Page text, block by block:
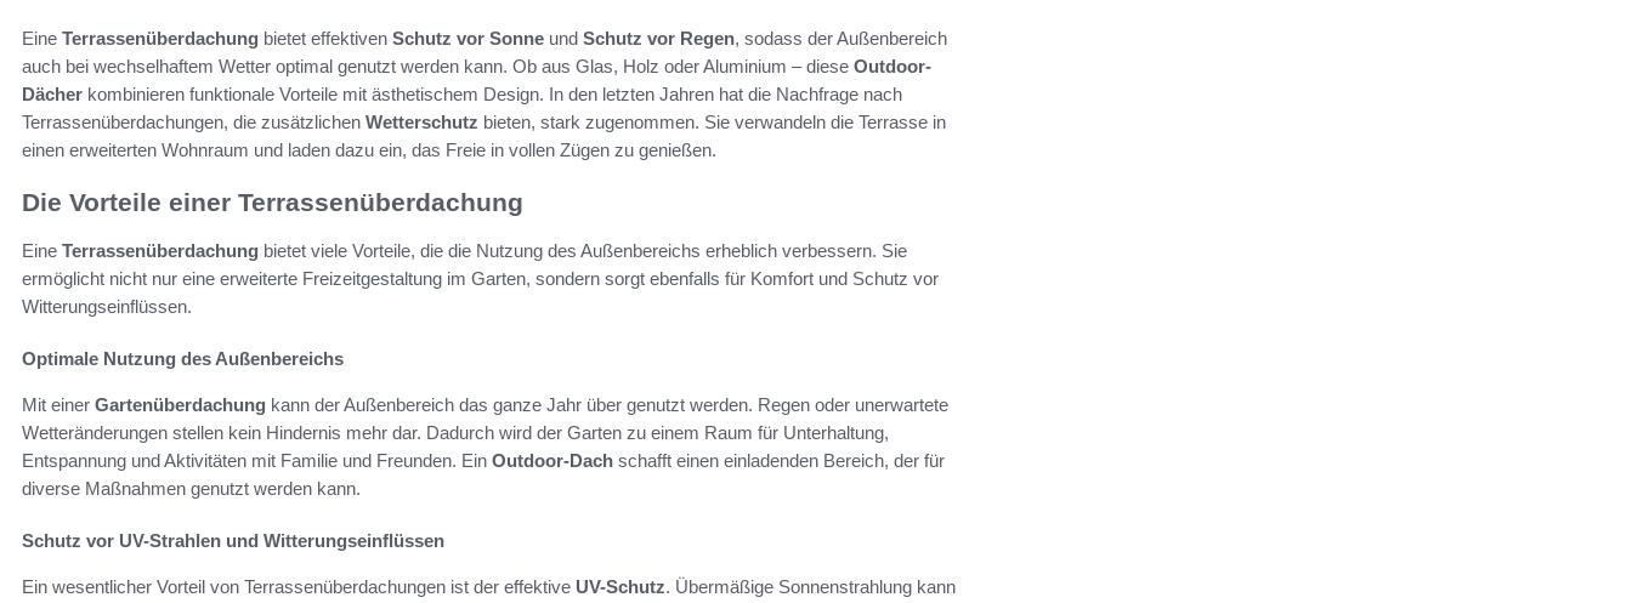
Eine Terrassenüberdachung bietet effektiven Schutz vor Sonne und Schutz vor Regen, sodass der Außenbereich
auch bei wechselhaftem Wetter optimal genutzt werden kann. Ob aus Glas, Holz oder Aluminium – diese Outdoor-
Dächer kombinieren funktionale Vorteile mit ästhetischem Design. In den letzten Jahren hat die Nachfrage nach
Terrassenüberdachungen, die zusätzlichen Wetterschutz bieten, stark zugenommen. Sie verwandeln die Terrasse in
einen erweiterten Wohnraum und laden dazu ein, das Freie in vollen Zügen zu genießen.
Die Vorteile einer Terrassenüberdachung
Eine Terrassenüberdachung bietet viele Vorteile, die die Nutzung des Außenbereichs erheblich verbessern. Sie
ermöglicht nicht nur eine erweiterte Freizeitgestaltung im Garten, sondern sorgt ebenfalls für Komfort und Schutz vor
Witterungseinflüssen.
Optimale Nutzung des Außenbereichs
Mit einer Gartenüberdachung kann der Außenbereich das ganze Jahr über genutzt werden. Regen oder unerwartete
Wetteränderungen stellen kein Hindernis mehr dar. Dadurch wird der Garten zu einem Raum für Unterhaltung,
Entspannung und Aktivitäten mit Familie und Freunden. Ein Outdoor-Dach schafft einen einladenden Bereich, der für
diverse Maßnahmen genutzt werden kann.
Schutz vor UV-Strahlen und Witterungseinflüssen
Ein wesentlicher Vorteil von Terrassenüberdachungen ist der effektive UV-Schutz. Übermäßige Sonnenstrahlung kann